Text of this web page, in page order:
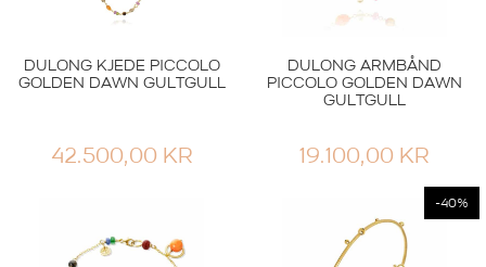
DULONG KJEDE PICCOLO
GOLDEN DAWN GULTGULL
42.500,00 KR
DULONG ARMBÅND
PICCOLO GOLDEN DAWN
GULTGULL
19.100,00 KR
-40%